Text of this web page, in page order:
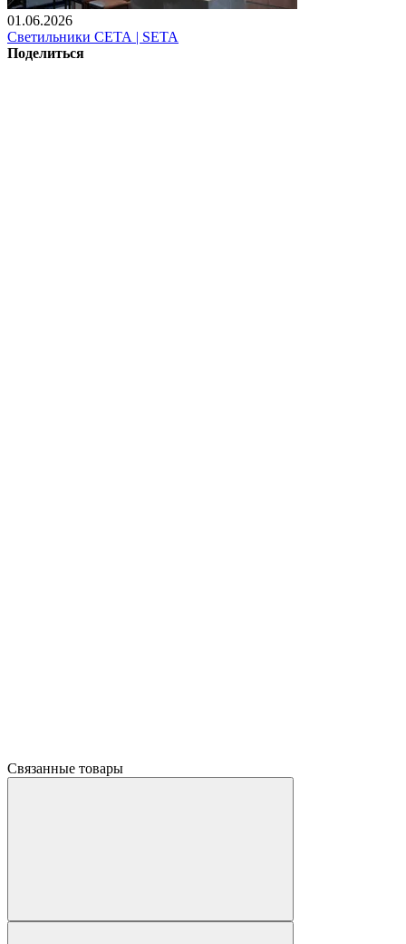
01.06.2026
Светильники СЕТА | SETA
Поделиться
Связанные товары